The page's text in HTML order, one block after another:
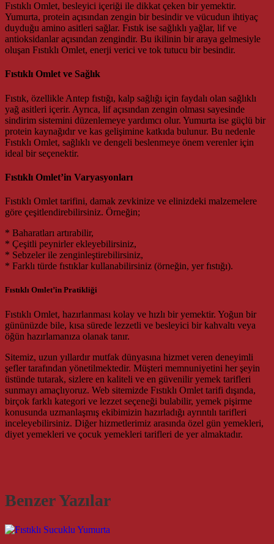
Fıstıklı Omlet, besleyici içeriği ile dikkat çeken bir yemektir.
Yumurta, protein açısından zengin bir besindir ve vücudun ihtiyaç
duyduğu amino asitleri sağlar. Fıstık ise sağlıklı yağlar, lif ve
antioksidanlar açısından zengindir. Bu ikilinin bir araya gelmesiyle
oluşan Fıstıklı Omlet, enerji verici ve tok tutucu bir besindir.
Fıstıklı Omlet ve Sağlık
Fıstık, özellikle Antep fıstığı, kalp sağlığı için faydalı olan sağlıklı
yağ asitleri içerir. Ayrıca, lif açısından zengin olması sayesinde
sindirim sistemini düzenlemeye yardımcı olur. Yumurta ise güçlü bir
protein kaynağıdır ve kas gelişimine katkıda bulunur. Bu nedenle
Fıstıklı Omlet, sağlıklı ve dengeli beslenmeye önem verenler için
ideal bir seçenektir.
Fıstıklı Omlet’in Varyasyonları
Fıstıklı Omlet tarifini, damak zevkinize ve elinizdeki malzemelere
göre çeşitlendirebilirsiniz. Örneğin;
* Baharatları artırabilir,
* Çeşitli peynirler ekleyebilirsiniz,
* Sebzeler ile zenginleştirebilirsiniz,
* Farklı türde fıstıklar kullanabilirsiniz (örneğin, yer fıstığı).
Fıstıklı Omlet’in Pratikliği
Fıstıklı Omlet, hazırlanması kolay ve hızlı bir yemektir. Yoğun bir
gününüzde bile, kısa sürede lezzetli ve besleyici bir kahvaltı veya
öğün hazırlamanıza olanak tanır.
Sitemiz, uzun yıllardır mutfak dünyasına hizmet veren deneyimli
şefler tarafından yönetilmektedir. Müşteri memnuniyetini her şeyin
üstünde tutarak, sizlere en kaliteli ve en güvenilir yemek tarifleri
sunmayı amaçlıyoruz. Web sitemizde Fıstıklı Omlet tarifi dışında,
birçok farklı kategori ve lezzet seçeneği bulabilir, yemek pişirme
konusunda uzmanlaşmış ekibimizin hazırladığı ayrıntılı tarifleri
inceleyebilirsiniz. Diğer hizmetlerimiz arasında özel gün yemekleri,
diyet yemekleri ve çocuk yemekleri tarifleri de yer almaktadır.
Benzer Yazılar